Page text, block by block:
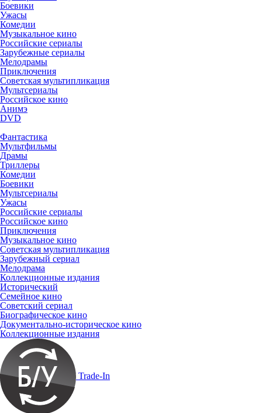
Боевики
Ужасы
Комедии
Музыкальное кино
Российские сериалы
Зарубежные сериалы
Мелодрамы
Приключения
Советская мультипликация
Мультсериалы
Российское кино
Анимэ
DVD
Фантастика
Мультфильмы
Драмы
Триллеры
Комедии
Боевики
Мультсериалы
Ужасы
Российские сериалы
Российское кино
Приключения
Музыкальное кино
Советская мультипликация
Зарубежный сериал
Мелодрама
Коллекционные издания
Исторический
Семейное кино
Советский сериал
Биографическое кино
Документально-историческое кино
Коллекционные издания
Trade-In